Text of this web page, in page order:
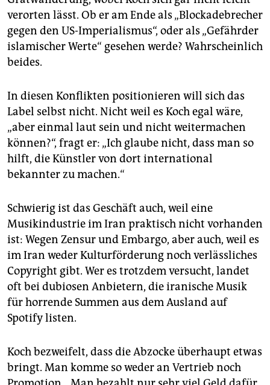
verorten lässt. Ob er am Ende als „Blockadebrecher
gegen den US-Imperialismus“, oder als „Gefährder
islamischer Werte“ gesehen werde? Wahrscheinlich
beides.
In diesen Konflikten positionieren will sich das
Label selbst nicht. Nicht weil es Koch egal wäre,
„aber einmal laut sein und nicht weitermachen
können?“, fragt er: „Ich glaube nicht, dass man so
hilft, die Künstler von dort international
bekannter zu machen.“
Schwierig ist das Geschäft auch, weil eine
Musikindustrie im Iran praktisch nicht vorhanden
ist: Wegen Zensur und Embargo, aber auch, weil es
im Iran weder Kulturförderung noch verlässliches
Copyright gibt. Wer es trotzdem versucht, landet
oft bei dubiosen Anbietern, die iranische Musik
für horrende Summen aus dem Ausland auf
Spotify listen.
Koch bezweifelt, dass die Abzocke überhaupt etwas
bringt. Man komme so weder an Vertrieb noch